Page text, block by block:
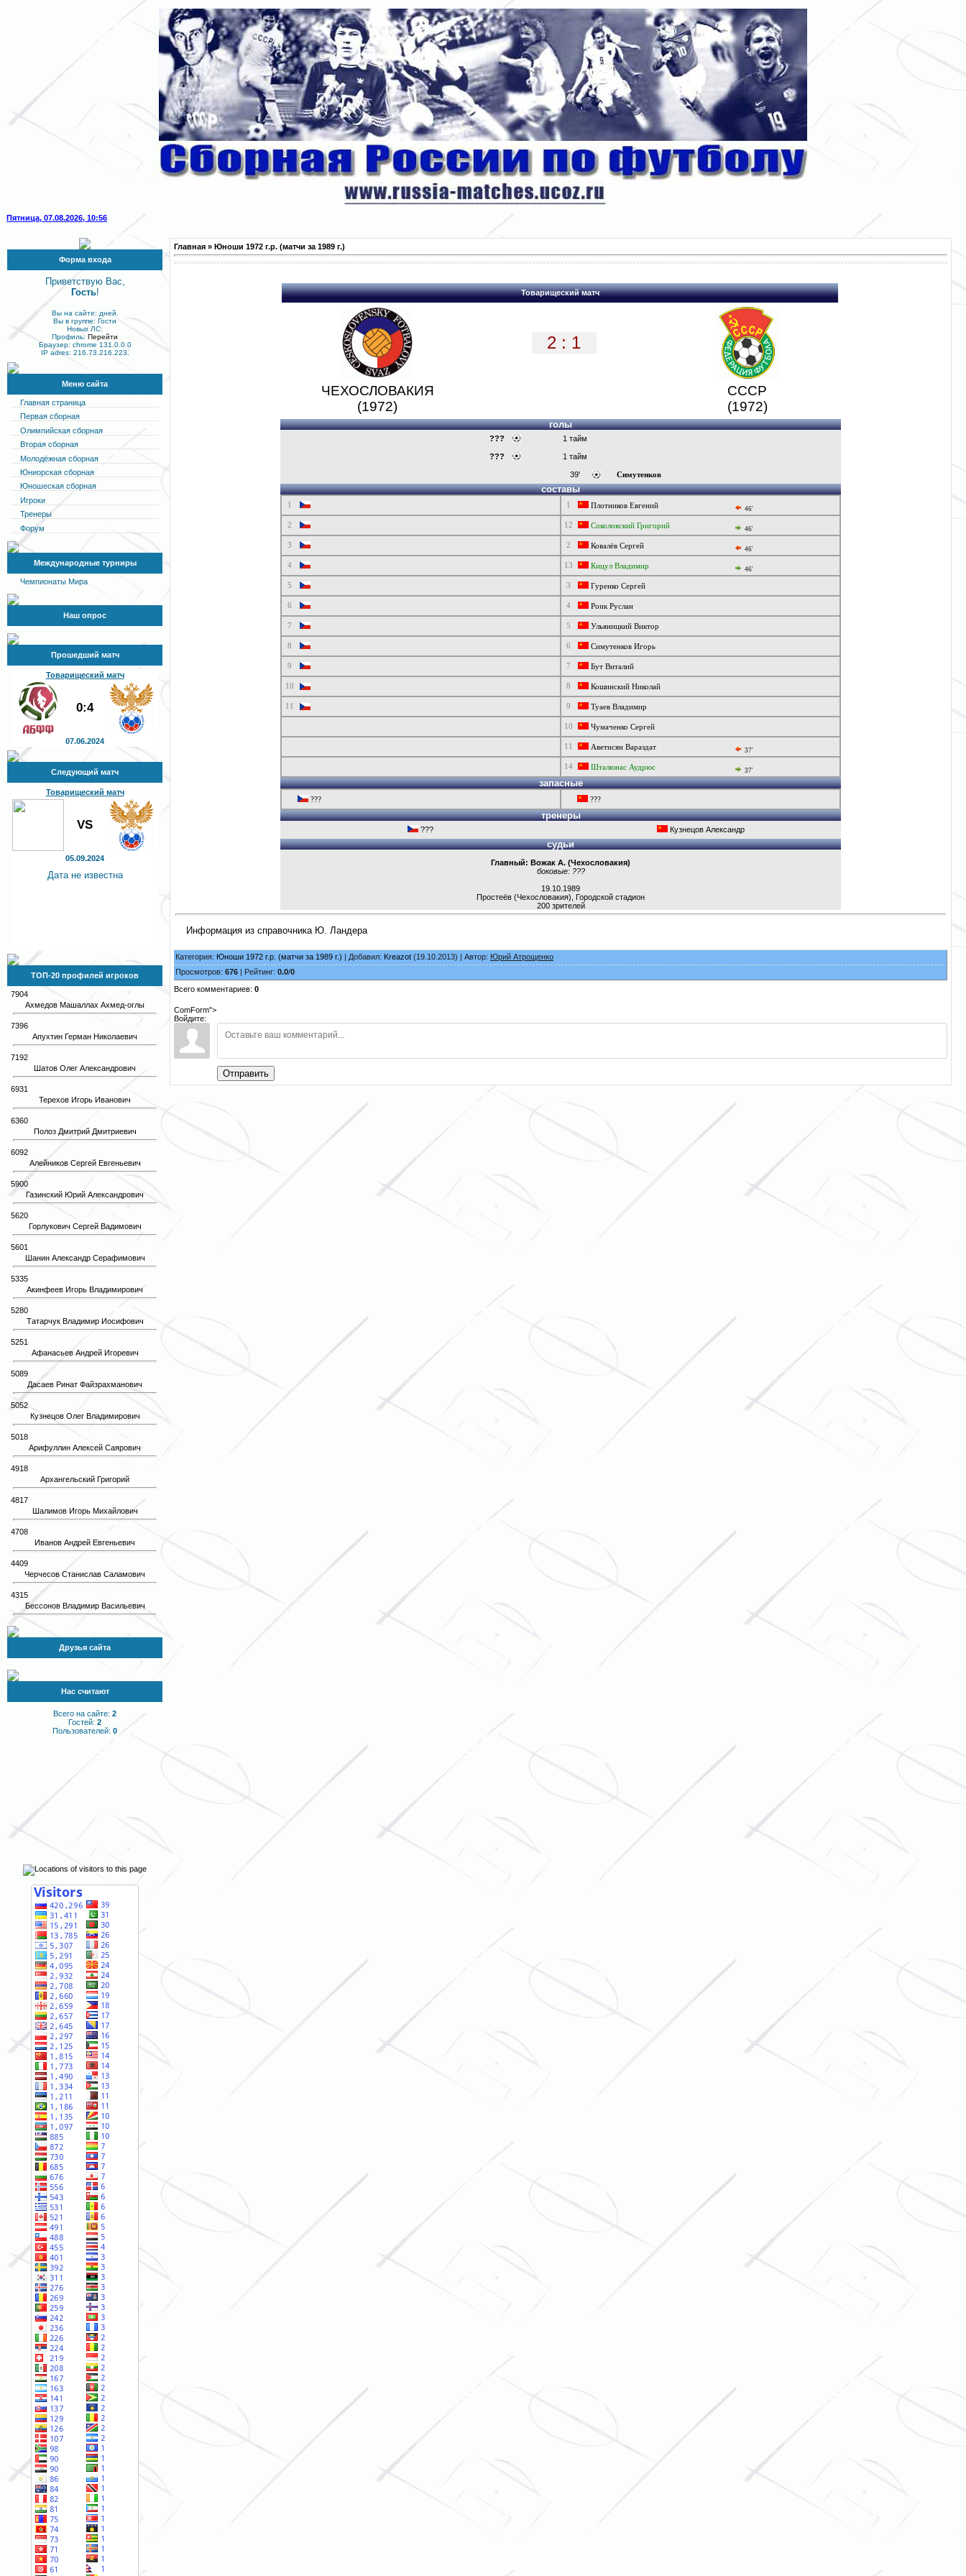
Пятница, 07.08.2026, 10:56
Форма входа
Приветствую Вас,
Гость!
Вы на сайте: дней.
Вы в группе: Гости
Новых ЛС:
Профиль: Перейти
Браузер: chrome 131.0.0.0
IP adres: 216.73.216.223.
Меню сайта
Главная страница
Первая сборная
Олимпийская сборная
Вторая сборная
Молодёжная сборная
Юниорская сборная
Юношеская сборная
Игроки
Тренеры
Форум
Международные турниры
Чемпионаты Мира
Наш опрос
Прошедший матч
Товарищеский матч
0:4
07.06.2024
Следующий матч
Товарищеский матч
VS
05.09.2024
Дата не известна
ТОП-20 профилей игроков
7904
Ахмедов Машаллах Ахмед-оглы
7396
Апухтин Герман Николаевич
7192
Шатов Олег Александрович
6931
Терехов Игорь Иванович
6360
Полоз Дмитрий Дмитриевич
6092
Алейников Сергей Евгеньевич
5900
Газинский Юрий Александрович
5620
Горлукович Сергей Вадимович
5601
Шанин Александр Серафимович
5335
Акинфеев Игорь Владимирович
5280
Татарчук Владимир Иосифович
5251
Афанасьев Андрей Игоревич
5089
Дасаев Ринат Файзрахманович
5052
Кузнецов Олег Владимирович
5018
Арифуллин Алексей Саярович
4918
Архангельский Григорий
4817
Шалимов Игорь Михайлович
4708
Иванов Андрей Евгеньевич
4409
Черчесов Станислав Саламович
4315
Бессонов Владимир Васильевич
Друзья сайта
Нас считают
Всего на сайте: 2
Гостей: 2
Пользователей: 0
Главная » Юноши 1972 г.р. (матчи за 1989 г.)
Товарищеский матч
2 : 1
ЧЕХОСЛОВАКИЯ
(1972)
СССР
(1972)
голы
??? 1 тайм
??? 1 тайм
39' Симутенков
составы
1
2
3
4
5
6
7
8
9
10
11
1 Плотников Евгений 46'
12 Соколовский Григорий 46'
2 Ковалёв Сергей 46'
13 Кицул Владимир 46'
3 Гуренко Сергей
4 Роик Руслан
5 Ульяницкий Виктор
6 Симутенков Игорь
7 Бут Виталий
8 Кошинский Николай
9 Туаев Владимир
10 Чумаченко Сергей
11 Аветисян Вараздат 37'
14 Шталюнас Аудрюс 37'
запасные
??? ???
тренеры
??? Кузнецов Александр
судьи
Главный: Вожак А. (Чехословакия)
боковые: ???
19.10.1989
Простеёв (Чехословакия)
Городской стадион
200 зрителей
Информация из справочника Ю. Ландера
Категория: Юноши 1972 г.р. (матчи за 1989 г.) | Добавил: Kreazot (19.10.2013) | Автор: Юрий Атрощенко
Просмотров: 676 | Рейтинг: 0.0/0
Всего комментариев: 0
ComForm">
Войдите:
Отправить